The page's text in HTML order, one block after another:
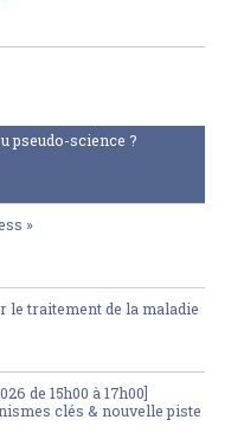
pseudo-science ?
»
le traitement de la maladie
de 15h00 à 17h00]
clés & nouvelle piste